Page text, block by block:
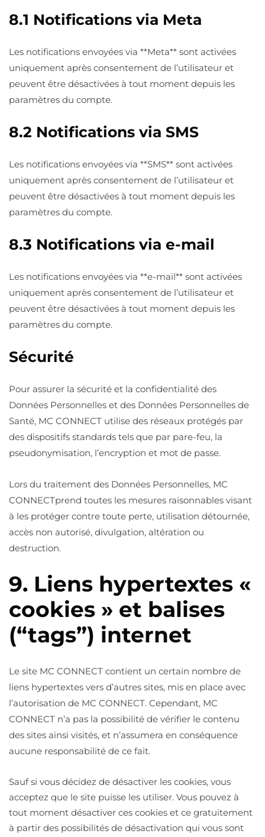
8.1 Notifications via Meta
Les notifications envoyées via **Meta** sont activées
uniquement après consentement de l’utilisateur et
peuvent être désactivées à tout moment depuis les
paramètres du compte.
8.2 Notifications via SMS
Les notifications envoyées via **SMS** sont activées
uniquement après consentement de l’utilisateur et
peuvent être désactivées à tout moment depuis les
paramètres du compte.
8.3 Notifications via e-mail
Les notifications envoyées via **e-mail** sont activées
uniquement après consentement de l’utilisateur et
peuvent être désactivées à tout moment depuis les
paramètres du compte.
Sécurité
Pour assurer la sécurité et la confidentialité des
Données Personnelles et des Données Personnelles de
Santé, MC CONNECT utilise des réseaux protégés par
des dispositifs standards tels que par pare-feu, la
pseudonymisation, l’encryption et mot de passe.
Lors du traitement des Données Personnelles, MC
CONNECTprend toutes les mesures raisonnables visant
à les protéger contre toute perte, utilisation détournée,
accès non autorisé, divulgation, altération ou
destruction.
9. Liens hypertextes «
cookies » et balises
(“tags”) internet
Le site MC CONNECT contient un certain nombre de
liens hypertextes vers d’autres sites, mis en place avec
l’autorisation de MC CONNECT. Cependant, MC
CONNECT n’a pas la possibilité de vérifier le contenu
des sites ainsi visités, et n’assumera en conséquence
aucune responsabilité de ce fait.
Sauf si vous décidez de désactiver les cookies, vous
acceptez que le site puisse les utiliser. Vous pouvez à
tout moment désactiver ces cookies et ce gratuitement
à partir des possibilités de désactivation qui vous sont